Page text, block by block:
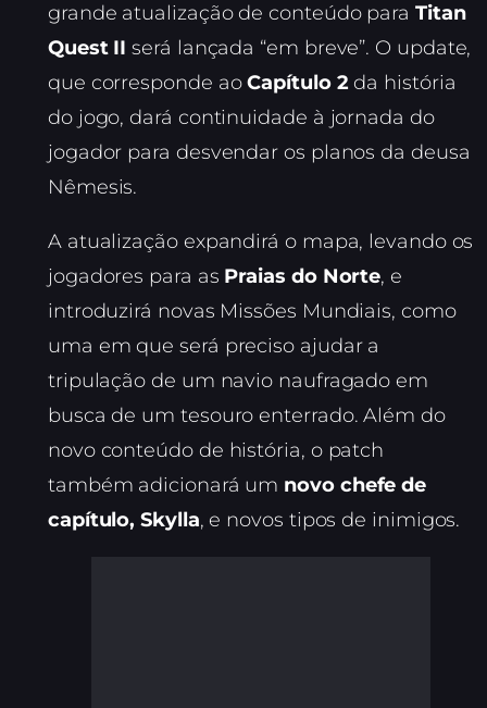
grande atualização de conteúdo para Titan
Quest II será lançada “em breve”. O update,
que corresponde aoCapítulo 2da história
do jogo, dará continuidade à jornada do
jogador para desvendar os planos da deusa
Nêmesis.
A atualização expandirá o mapa, levando os
jogadores para as Praias do Norte, e
introduzirá novas Missões Mundiais, como
uma em que será preciso ajudar a
tripulação de um navio naufragado em
busca de um tesouro enterrado. Além do
novo conteúdo de história, o patch
também adicionará um novo chefe de
capítulo, Skylla, e novos tipos de inimigos.